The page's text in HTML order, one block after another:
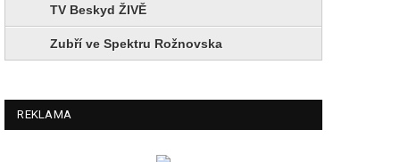
TV Beskyd ŽIVĚ
Zubří ve Spektru Rožnovska
REKLAMA